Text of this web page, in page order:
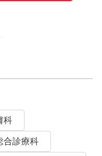
科
合診療科